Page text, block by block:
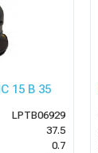
15 B 35
LPTB06929
37.5
0.7